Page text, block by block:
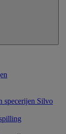
specerijen Silvo